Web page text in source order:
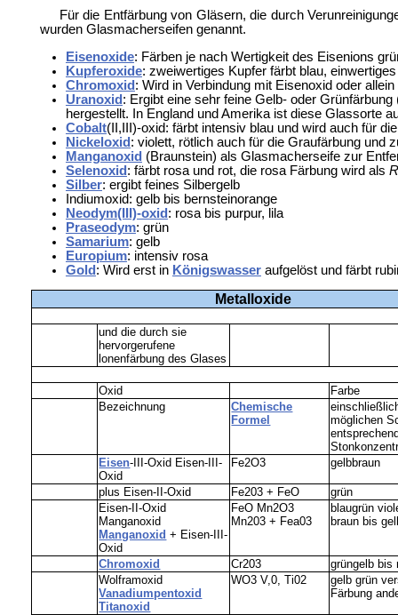
Für die Entfärbung von Gläsern, die durch
wurden Glasmacherseifen genannt.
Eisenoxide: Färben je nach Wertigkeit des Eisenions
Kupferoxide: zweiwertiges Kupfer färbt blau,
Chromoxid : Wird in Verbindung mit Eisenoxid oder
Uranoxid : Ergibt eine sehr feine Gelb- oder Grünfärbung
hergestellt. In England und Amerika ist diese Glassorte
Cobalt(II,III)-oxid: färbt intensiv blau und wird auch für
Nickeloxid : violett, rötlich auch für die Graufärbung und
Manganoxid (Braunstein) als Glasmacherseife zur
Selenoxid : färbt rosa und rot, die rosa Färbung wird als
Silber: ergibt feines Silbergelb
Indiumoxid: gelb bis bernsteinorange
Neodym(III)-oxid : rosa bis purpur, lila
Praseodym: grün
Samarium: gelb
Europium: intensiv rosa
Gold : Wird erst in Königswasseraufgelöst und färbt
Metalloxide
und die durch sie
hervorgerufene
lonenfärbung des Glases
Oxid
Farbe
Bezeichnung
Chemische
Formel
möglichen
Eisen-III-Oxid Eisen-III-
Oxid
Fe2O3 gelbbraun
plus Eisen-II-Oxid Fe203 + FeO
grün
Eisen-II-Oxid
Manganoxid
Manganoxid + Eisen-III-
Oxid
FeO Mn2O3
Mn203 + Fea03
blaugrün
braun bis
Chromoxid Cr203
grüngelb bis
Wolframoxid
Vanadiumpentoxid
Titanoxid
WO3 V,0, Ti02
gelb grün
Färbung